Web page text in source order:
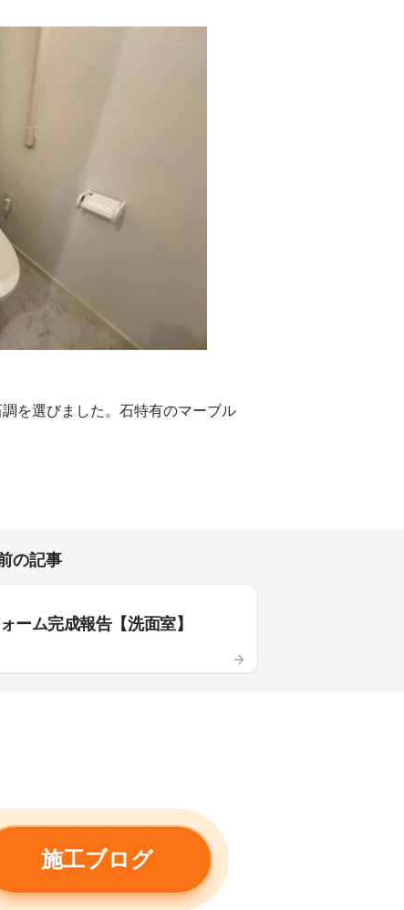
を選びました。石特有のマーブル
の記事
ーム完成報告【洗面室】
施工ブログ